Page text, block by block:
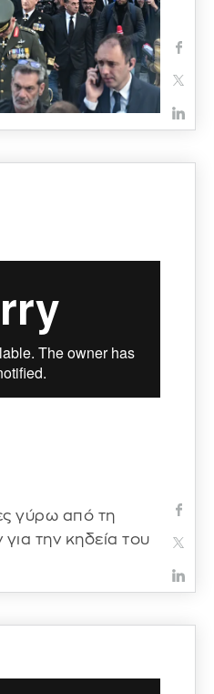
γύρω από τη
την κηδεία του